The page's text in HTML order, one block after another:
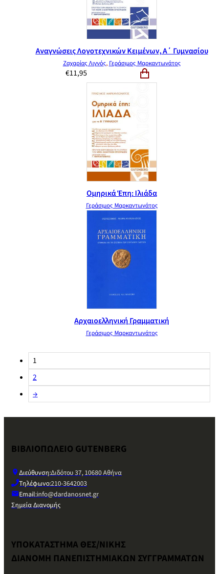
Αναγνώσεις Λογοτεχνικών Κειμένων, Α΄ Γυμνασίου
Ζαχαρίας Λιγνός, Γεράσιμος Μαρκαντωνάτος
€11,95
Ομηρικά Έπη: Ιλιάδα
Γεράσιμος Μαρκαντωνάτος
Αρχαιοελληνική Γραμματική
Γεράσιμος Μαρκαντωνάτος
1
2
→
ΒΙΒΛΙΟΠΩΛΕΙΟ GUTENBERG
Διεύθυνση:Διδότου 37, 10680 Αθήνα
Τηλέφωνο:210-3642003
Email:info@dardanosnet.gr
Σημεία Διανομής
ΥΠΟΚΑΤΑΣΤΗΜΑ ΘΕΣ/ΝΙΚΗΣ
ΔΙΑΝΟΜΗ ΠΑΝΕΠΙΣΤΗΜΙΑΚΩΝ ΣΥΓΓΡΑΜΜΑΤΩΝ